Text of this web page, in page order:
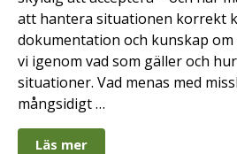
att hantera situationen korrekt
dokumentation och kunskap
vi igenom vad som gäller och
situationer. Vad menas med
mångsidigt …
Läs mer